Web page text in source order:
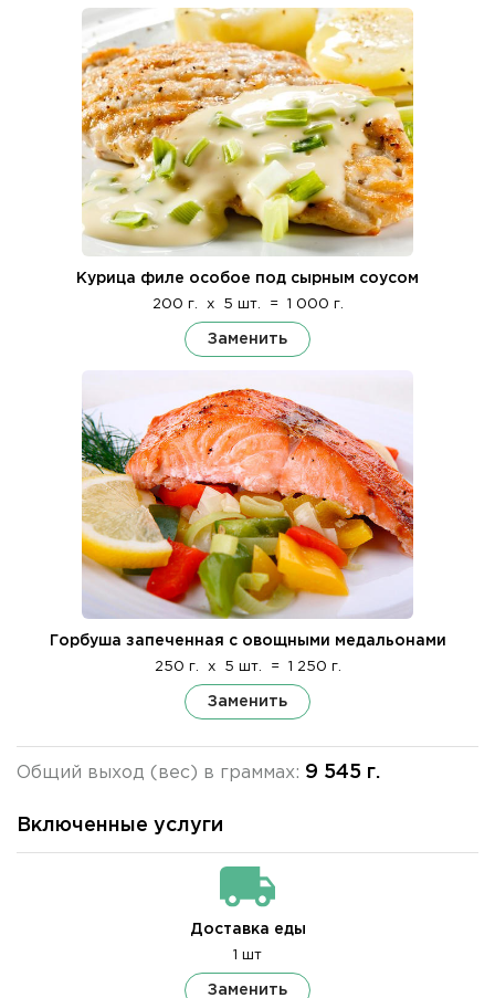
Курица филе особое под сырным соусом
200 г. x 5 шт. = 1 000 г.
Заменить
Горбуша запеченная с овощными медальонами
250 г. x 5 шт. = 1 250 г.
Заменить
Общий выход (вес) в граммах: 9 545 г.
Включенные услуги
Доставка еды
1 шт
Заменить